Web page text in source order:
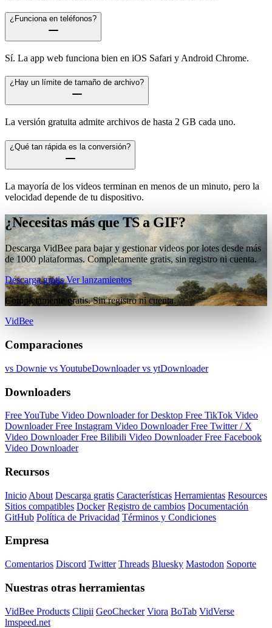
¿Funciona en teléfonos?
Sí. La app web funciona bien en iOS Safari y Android Chrome.
¿Hay un límite de tamaño de archivo?
La versión gratuita admite archivos de hasta 2 GB cada uno.
¿Qué tan rápida es la conversión?
La mayoría de los videos terminan en menos de un minuto, pero la
velocidad depende de tu dispositivo.
¿Necesitas más que TS a GIF?
Descarga VidBee para bajar y gestionar videos por lotes desde más
de 1000 plataformas. Completamente gratis, sin registro ni cuenta.
Descarga gratisVer lanzamientos
Completamente gratis. Sin registro ni cuenta.
VidBee
Comparaciones
vs Downie vs YoutubeDownloadervs ytDownloader
Downloaders
Free YouTube Video Downloader for Desktop Free TikTok Video
DownloaderFree Instagram Video DownloaderFree Twitter / X
Video DownloaderFree Bilibili Video DownloaderFree Facebook
Video Downloader
Recursos
Inicio About Descarga gratis Características Herramientas Resources
Sitios compatibles Docker Registro de cambios Documentación
GitHub Política de Privacidad Términos y Condiciones
Empresa
Comentarios Discord Twitter Threads Bluesky Mastodon Soporte
Nuestras otras herramientas
VidBee Products Clipii GeoChecker Viora BoTab VidVerse
lmspeed.net